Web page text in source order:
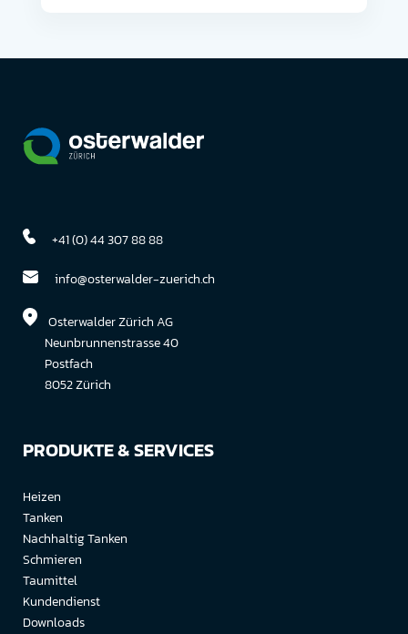
+41 (0) 44 307 88 88
info@osterwalder-zuerich.ch
Osterwalder Zürich AG
Neunbrunnenstrasse 40
Postfach
8052 Zürich
PRODUKTE & SERVICES
Heizen
Tanken
Nachhaltig Tanken
Schmieren
Taumittel
Kundendienst
Downloads